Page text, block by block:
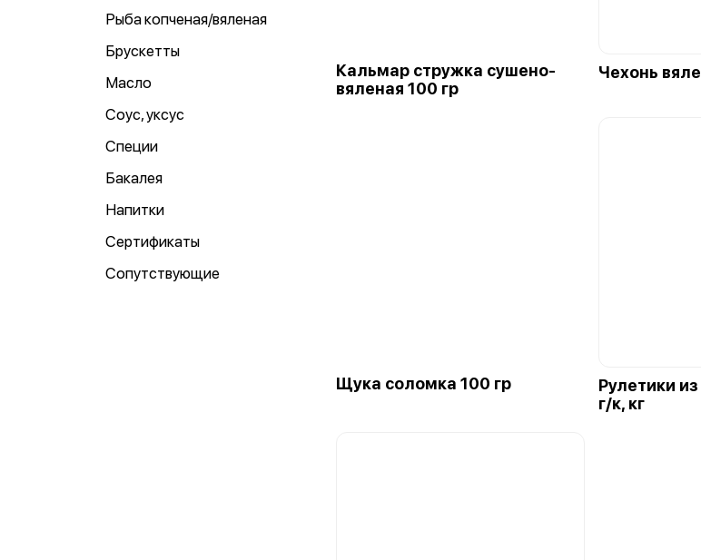
Рыба копченая/вяленая
Брускетты
Масло
Соус, уксус
Специи
Бакалея
Напитки
Сертификаты
Сопутствующие
Кальмар стружка сушено-
вяленая 100 гр
Чехонь
Щука соломка 100 гр
Рулетики
г/к, кг